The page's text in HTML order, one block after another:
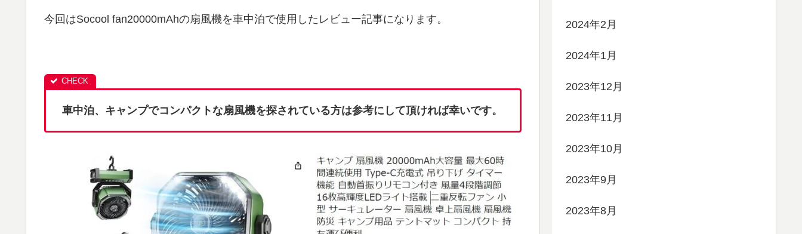
今回はSocool fan20000mAhの扇風機を車中泊で使用したレビュー記事になります。
車中泊、キャンプでコンパクトな扇風機を探されている方は参考にして頂ければ幸いです。
2024年2月
2024年1月
2023年12月
2023年11月
2023年10月
2023年9月
2023年8月